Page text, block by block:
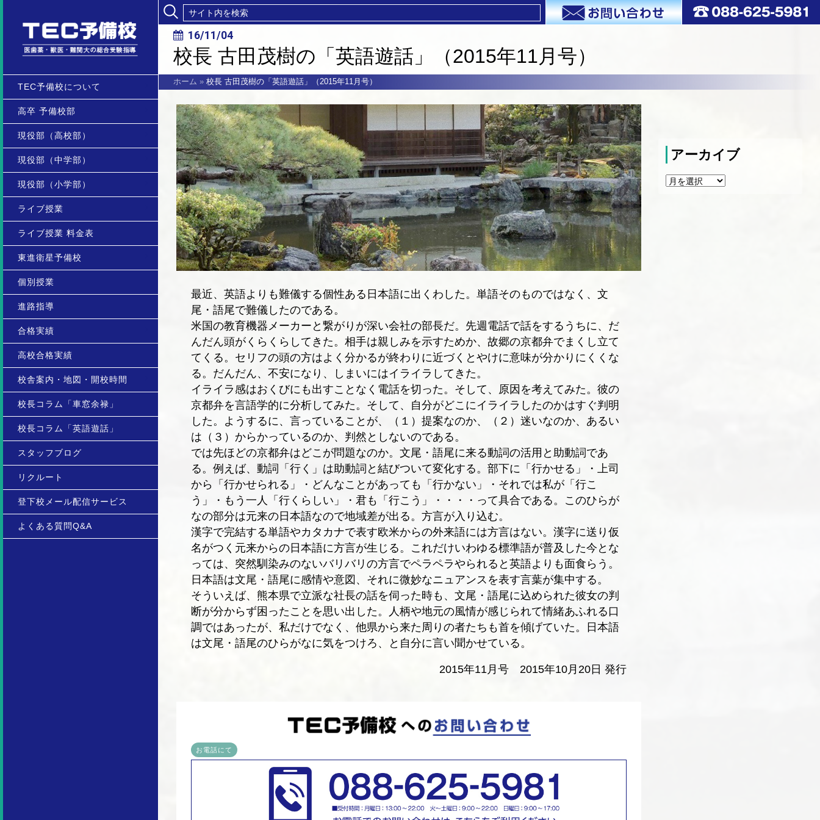
TEC予備校について
高卒 予備校部
現役部（高校部）
現役部（中学部）
現役部（小学部）
ライブ授業
ライブ授業 料金表
東進衛星予備校
個別授業
進路指導
合格実績
高校合格実績
校舎案内・地図・開校時間
校長コラム「車窓余禄」
校長コラム「英語遊話」
スタッフブログ
リクルート
登下校メール配信サービス
よくある質問Q&A
16/11/04
校長 古田茂樹の「英語遊話」（2015年11月号）
ホーム » 校長 古田茂樹の「英語遊話」（2015年11月号）
アーカイブ
ア
最近、英語よりも難儀する個性ある日本語に出くわした。単語そのものではなく、文
尾・語尾で難儀したのである。
米国の教育機器メーカーと繋がりが深い会社の部長だ。先週電話で話をするうちに、だ
んだん頭がくらくらしてきた。相手は親しみを示すためか、故郷の京都弁でまくし立て
てくる。セリフの頭の方はよく分かるが終わりに近づくとやけに意味が分かりにくくな
る。だんだん、不安になり、しまいにはイライラしてきた。
イライラ感はおくびにも出すことなく電話を切った。そして、原因を考えてみた。彼の
京都弁を言語学的に分析してみた。そして、自分がどこにイライラしたのかはすぐ判明
した。ようするに、言っていることが、（１）提案なのか、（２）迷いなのか、あるい
は（３）からかっているのか、判然としないのである。
では先ほどの京都弁はどこが問題なのか。文尾・語尾に来る動詞の活用と助動詞であ
る。例えば、動詞「行く」は助動詞と結びついて変化する。部下に「行かせる」・上司
から「行かせられる」・どんなことがあっても「行かない」・それでは私が「行こ
う」・もう一人「行くらしい」・君も「行こう」・・・・って具合である。このひらが
なの部分は元来の日本語なので地域差が出る。方言が入り込む。
漢字で完結する単語やカタカナで表す欧米からの外来語には方言はない。漢字に送り仮
名がつく元来からの日本語に方言が生じる。これだけいわゆる標準語が普及した今とな
っては、突然馴染みのないバリバリの方言でペラペラやられると英語よりも面食らう。
日本語は文尾・語尾に感情や意図、それに微妙なニュアンスを表す言葉が集中する。
そういえば、熊本県で立派な社長の話を伺った時も、文尾・語尾に込められた彼女の判
断が分からず困ったことを思い出した。人柄や地元の風情が感じられて情緒あふれる口
調ではあったが、私だけでなく、他県から来た周りの者たちも首を傾げていた。日本語
は文尾・語尾のひらがなに気をつけろ、と自分に言い聞かせている。
2015年11月号 2015年10月20日 発行
お電話にて